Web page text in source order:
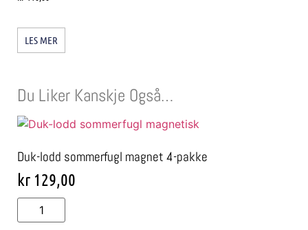
LES MER
Du Liker Kanskje Også…
Duk-lodd sommerfugl magnet 4-pakke
kr 129,00